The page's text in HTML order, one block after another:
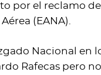
por el reclamo
(EANA).
Nacional en
Rafecas pero